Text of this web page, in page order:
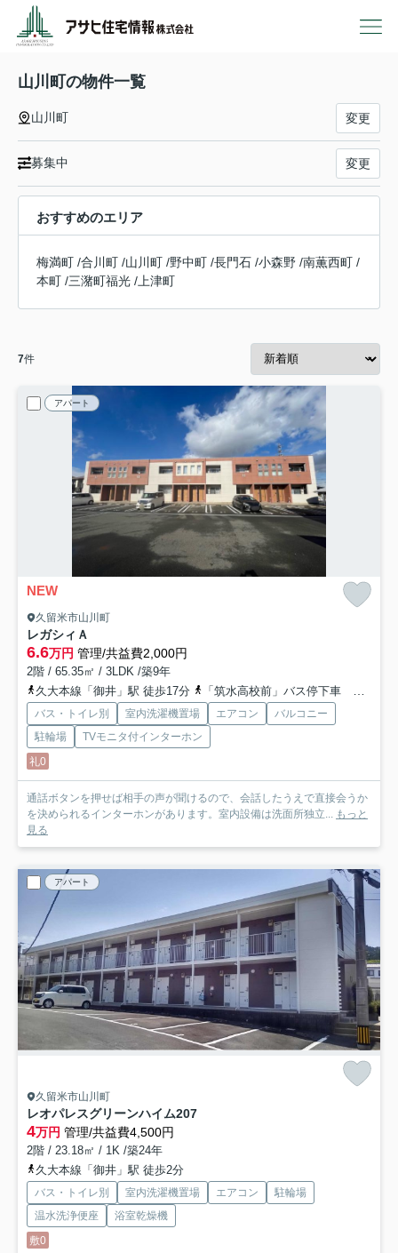
山川町の物件一覧
山川町 変更
募集中 変更
おすすめのエリア
梅満町 /合川町 /山川町 /野中町 /長門石 /小森野 /南薫西町 /
本町 /三潴町福光 / 上津町
7件
アパート
NEW
久留米市山川町
レガシィＡ
6.6万円 管理/共益費2,000円
2階 / 65.35㎡ / 3LDK /築9年
久大本線「御井」駅 徒歩17分
「筑水高校前」バス停下車 徒歩4分
バス・トイレ別 室内洗濯機置場 エアコン
バルコニー
駐輪場
TVモニタ付インターホン
礼0
通話ボタンを押せば相手の声が聞けるので、会話したうえで直接会うか
を決められるインターホンがあります。室内設備は洗面所独立...
もっと
見る
アパート
久留米市山川町
レオパレスグリーンハイム207
4万円 管理/共益費4,500円
2階 / 23.18㎡ / 1K /築24年
久大本線「御井」駅 徒歩2分
バス・トイレ別 室内洗濯機置場 エアコン
駐輪場
温水洗浄便座
浴室乾燥機
敷0